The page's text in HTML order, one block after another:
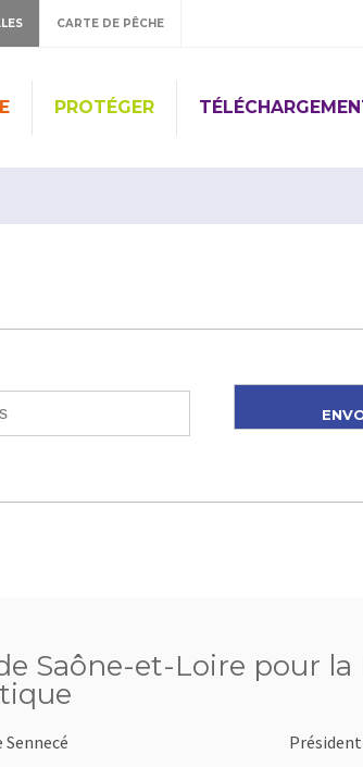
CARTE DE PÊCHE
PROTÉGER
Saône-et-Loire pour
Sennecé
Président